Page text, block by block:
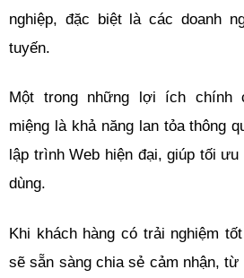
nghiệp, đặc biệt là các doanh
tuyến.
Một trong những lợi ích chính
miệng là khả năng lan tỏa thông
lập trình Web hiện đại, giúp tối
dùng.
Khi khách hàng có trải nghiệm
sẽ sẵn sàng chia sẻ cảm nhận,